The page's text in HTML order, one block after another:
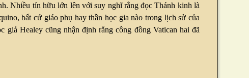
Nhiều tín hữu lớn lên với suy nghĩ rằng đọc Thánh kinh là
bất cứ giáo phụ hay thần học gia nào trong lịch sử của
Healey cũng nhận định rằng công đồng Vatican hai đã